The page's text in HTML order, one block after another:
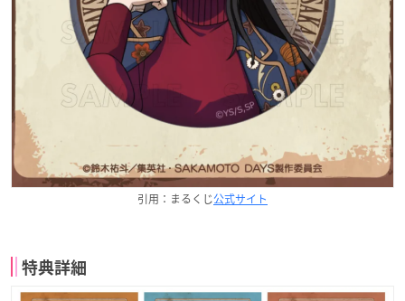
引用：まるくじ公式サイト
特典詳細